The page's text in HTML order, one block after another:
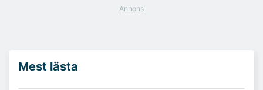
Mest lästa